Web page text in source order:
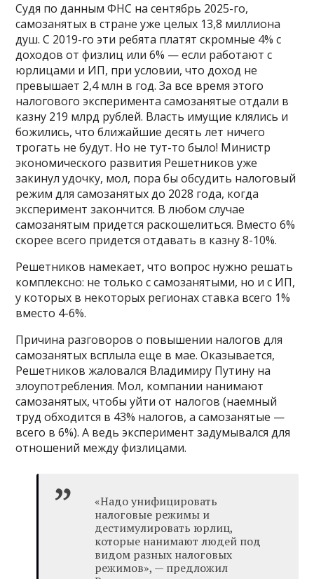
Судя по данным ФНС на сентябрь 2025-го,
самозанятых в стране уже целых 13,8 миллиона
душ. С 2019-го эти ребята платят скромные 4% с
доходов от физлиц или 6% — если работают с
юрлицами и ИП, при условии, что доход не
превышает 2,4 млн в год. За все время этого
налогового эксперимента самозанятые отдали в
казну 219 млрд рублей. Власть имущие клялись и
божились, что ближайшие десять лет ничего
трогать не будут. Но не тут-то было! Министр
экономического развития Решетников уже
закинул удочку, мол, пора бы обсудить налоговый
режим для самозанятых до 2028 года, когда
эксперимент закончится. В любом случае
самозанятым придется раскошелиться. Вместо 6%
скорее всего придется отдавать в казну 8-10%.
Решетников намекает, что вопрос нужно решать
комплексно: не только с самозанятыми, но и с ИП,
у которых в некоторых регионах ставка всего 1%
вместо 4-6%.
Причина разговоров о повышении налогов для
самозанятых всплыла еще в мае. Оказывается,
Решетников жаловался Владимиру Путину на
злоупотребления. Мол, компании нанимают
самозанятых, чтобы уйти от налогов (наемный
труд обходится в 43% налогов, а самозанятые —
всего в 6%). А ведь эксперимент задумывался для
отношений между физлицами.
«Надо унифицировать
налоговые режимы и
дестимулировать юрлиц,
которые нанимают людей под
видом разных налоговых
режимов», — предложил